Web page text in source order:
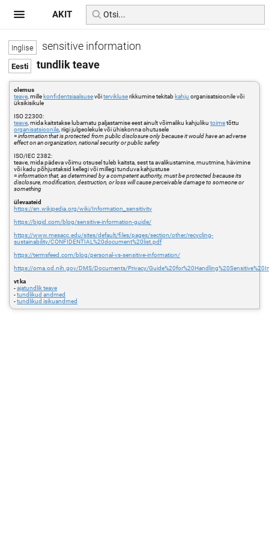
sensitive information
tundlik teave
olemus
teave , mille konfidentsiaalsusevõitervikluserikkumine tekitab kahju organisatsioonile või
üksikisikule
ISO 22300:
teave , mida kaitstakse lubamatu paljastamise eest ainult võimaliku kahjulikutoimetõttu
organisatsioonile , riigi julgeolekule või ühiskonna ohutusele
=information that is protected from public disclosure only because it would have an adverse
effect on an organization, national security or public safety
ISO/IEC 2382:
teave, mida pädeva võimu otsusel tuleb kaitsta, sest ta avalikustamine, muutmine, hävimine
või kadu põhjustaksid kellegi või millegi tunduva kahjustuse
=information that, as determined by a competent authority, must be protected because its
disclosure, modification, destruction, or loss will cause perceivable damage to someone or
something
ülevaateid
https://en.wikipedia.org/wiki/Information_sensitivity
https://bigid.com/blog/sensitive-information-guide/
https://www.mesacc.edu/sites/default/files/pages/section/other/recycling-
sustainability/CONFIDENTIAL%20document%20list.pdf
https://termsfeed.com/blog/personal-vs-sensitive-information/
https://oma.od.nih.gov/DMS/Documents/Privacy/
vt ka
-ajatundlik teave
-tundlikud andmed
-tundlikud isikuandmed
AKIT